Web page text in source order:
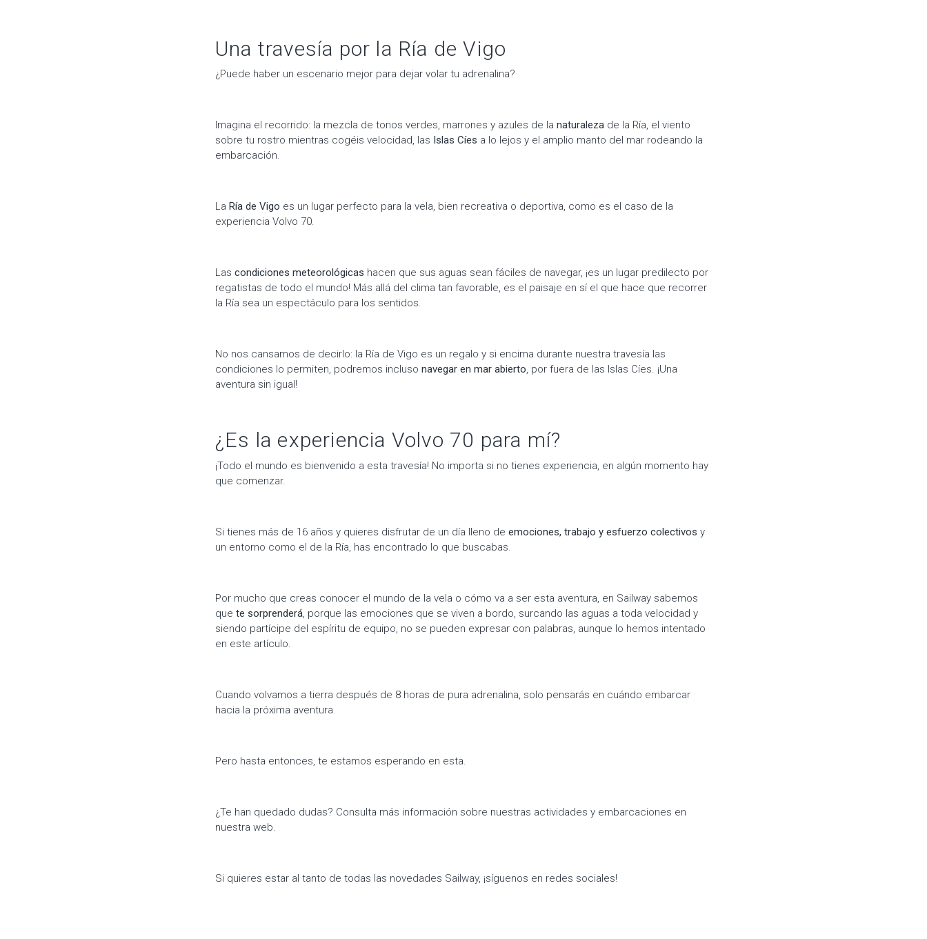
Una travesía por la Ría de Vigo
¿Puede haber un escenario mejor para dejar volar tu adrenalina?
Imagina el recorrido: la mezcla de tonos verdes, marrones y azules de la naturaleza de la Ría, el viento
sobre tu rostro mientras cogéis velocidad, las Islas Cíes a lo lejos y el amplio manto del mar rodeando la
embarcación.
La Ría de Vigo es un lugar perfecto para la vela, bien recreativa o deportiva, como es el caso de la
experiencia Volvo 70.
Las condiciones meteorológicas hacen que sus aguas sean fáciles de navegar, ¡es un lugar predilecto por
regatistas de todo el mundo! Más allá del clima tan favorable, es el paisaje en sí el que hace que recorrer
la Ría sea un espectáculo para los sentidos.
No nos cansamos de decirlo: la Ría de Vigo es un regalo y si encima durante nuestra travesía las
condiciones lo permiten, podremos incluso navegar en mar abierto, por fuera de las Islas Cíes. ¡Una
aventura sin igual!
¿Es la experiencia Volvo 70 para mí?
¡Todo el mundo es bienvenido a esta travesía! No importa si no tienes experiencia, en algún momento hay
que comenzar.
Si tienes más de 16 años y quieres disfrutar de un día lleno de emociones, trabajo y esfuerzo colectivos y
un entorno como el de la Ría, has encontrado lo que buscabas.
Por mucho que creas conocer el mundo de la vela o cómo va a ser esta aventura, en Sailway sabemos
que te sorprenderá , porque las emociones que se viven a bordo, surcando las aguas a toda velocidad y
siendo partícipe del espíritu de equipo, no se pueden expresar con palabras, aunque lo hemos intentado
en este artículo.
Cuando volvamos a tierra después de 8 horas de pura adrenalina, solo pensarás en cuándo embarcar
hacia la próxima aventura.
Pero hasta entonces, te estamos esperando en esta.
¿Te han quedado dudas? Consulta más información sobre nuestras actividades y embarcaciones en
nuestra web.
Si quieres estar al tanto de todas las novedades Sailway, ¡síguenos en redes sociales!